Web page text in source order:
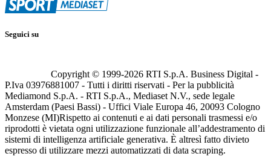
Seguici su
Copyright © 1999-2026 RTI S.p.A. Business Digital -
P.Iva 03976881007 - Tutti i diritti riservati - Per la pubblicità
Mediamond S.p.A. - RTI S.p.A., Mediaset N.V., sede legale
Amsterdam (Paesi Bassi) - Uffici Viale Europa 46, 20093 Cologno
Monzese (MI)Rispetto ai contenuti e ai dati personali trasmessi e/o
riprodotti è vietata ogni utilizzazione funzionale all’addestramento di
sistemi di intelligenza artificiale generativa. È altresì fatto divieto
espresso di utilizzare mezzi automatizzati di data scraping.